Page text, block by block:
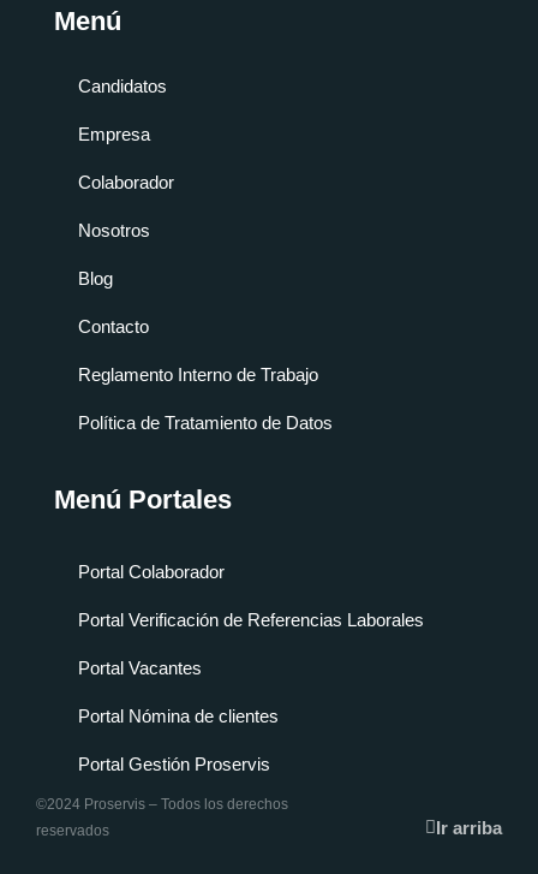
Menú
Candidatos
Empresa
Colaborador
Nosotros
Blog
Contacto
Reglamento Interno de Trabajo
Política de Tratamiento de Datos
Menú Portales
Portal Colaborador
Portal Verificación de Referencias Laborales
Portal Vacantes
Portal Nómina de clientes
Portal Gestión Proservis
©2024 Proservis – Todos los derechos
reservados
Ir arriba